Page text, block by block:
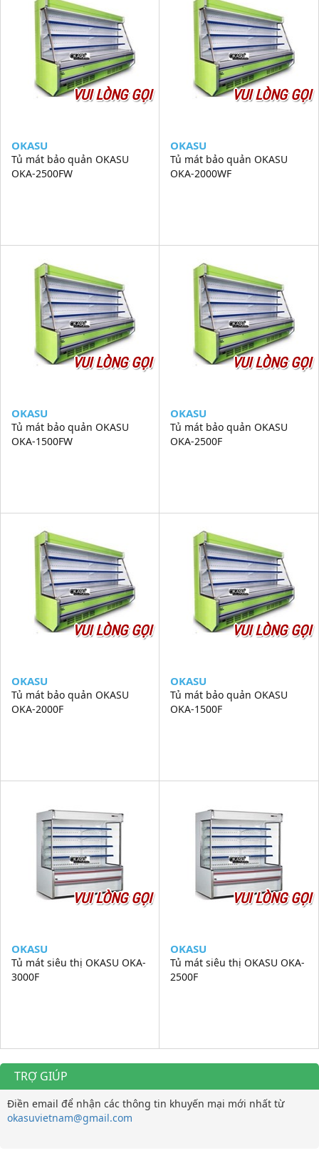
VUI LÒNG GỌI
OKASU
Tủ mát bảo quản OKASU
OKA-2500FW
VUI LÒNG GỌI
OKASU
Tủ mát bảo quản OKASU
OKA-2000WF
VUI LÒNG GỌI
OKASU
Tủ mát bảo quản OKASU
OKA-1500FW
VUI LÒNG GỌI
OKASU
Tủ mát bảo quản OKASU
OKA-2500F
VUI LÒNG GỌI
OKASU
Tủ mát bảo quản OKASU
OKA-2000F
VUI LÒNG GỌI
OKASU
Tủ mát bảo quản OKASU
OKA-1500F
VUI LÒNG GỌI
OKASU
Tủ mát siêu thị OKASU OKA-
3000F
VUI LÒNG GỌI
OKASU
Tủ mát siêu thị OKASU OKA-
2500F
TRỢ GIÚP
Điền email để nhận các thông tin khuyến mại mới nhất từ
okasuvietnam@gmail.com